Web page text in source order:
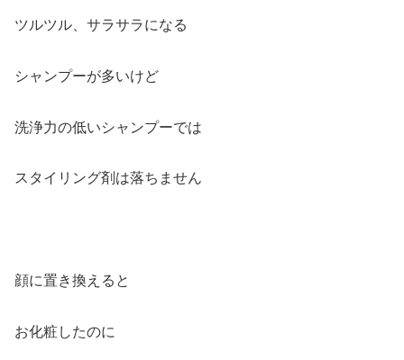
ツルツル、サラサラになる
シャンプーが多いけど
洗浄力の低いシャンプーでは
スタイリング剤は落ちません
顔に置き換えると
お化粧したのに